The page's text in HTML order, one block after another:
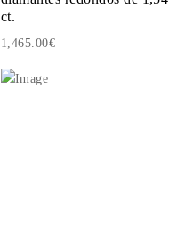
ct.
1,465.00€